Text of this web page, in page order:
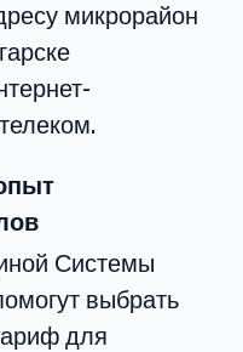
микрорайон
Системы
выбрать
для